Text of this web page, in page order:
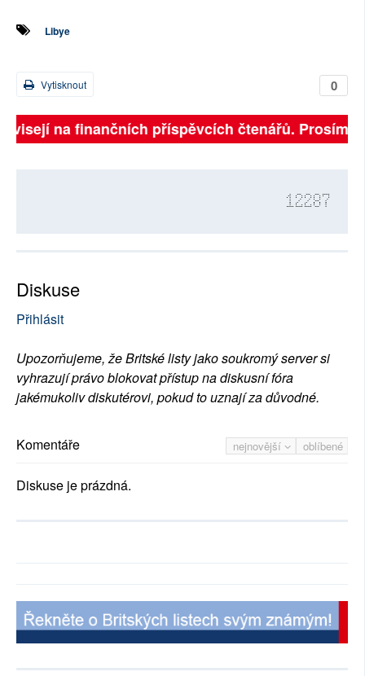
Libye
0
Vytisknout
na finančních příspěvcích čtenářů. Prosíme,
12287
Diskuse
Přihlásit
Upozorňujeme, že Britské listy jako soukromý server si
vyhrazují právo blokovat přístup na diskusní fóra
jakémukoliv diskutérovi, pokud to uznají za důvodné.
nejnovější oblíbené
Komentáře
Diskuse je prázdná.